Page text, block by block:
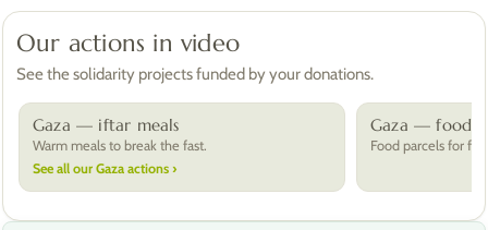
Our actions in video
See the solidarity projects funded by your donations.
Gaza — iftar meals
Warm meals to break the fast.
See all our Gaza actions ›
Gaza — food
Food parcels for